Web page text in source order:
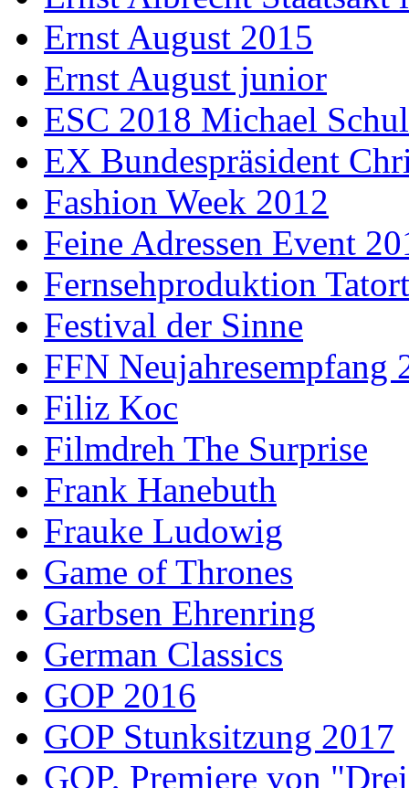
Ernst August 2015
Ernst August junior
ESC 2018 Michael
EX Bundespräsident
Fashion Week 2012
Feine Adressen Event
Fernsehproduktion Tatort
Festival der Sinne
FFN Neujahresempfang
Filiz Koc
Filmdreh The Surprise
Frank Hanebuth
Frauke Ludowig
Game of Thrones
Garbsen Ehrenring
German Classics
GOP 2016
GOP Stunksitzung 2017
GOP, Premiere von